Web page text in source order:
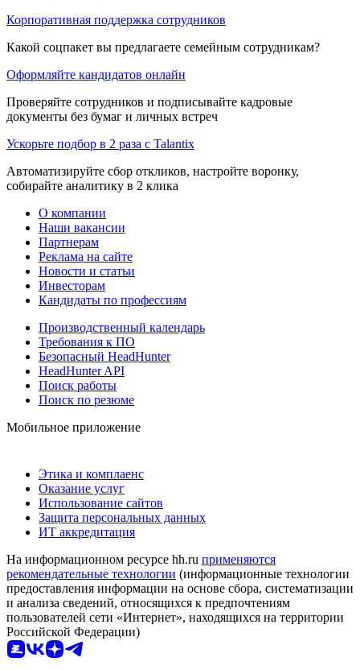
Корпоративная поддержка сотрудников
Какой соцпакет вы предлагаете семейным сотрудникам?
Оформляйте кандидатов онлайн
Проверяйте сотрудников и подписывайте кадровые
документы без бумаг и личных встреч
Ускорьте подбор в 2 раза с Talantix
Автоматизируйте сбор откликов, настройте воронку,
собирайте аналитику в 2 клика
О компании
Наши вакансии
Партнерам
Реклама на сайте
Новости и статьи
Инвесторам
Кандидаты по профессиям
Производственный календарь
Требования к ПО
Безопасный HeadHunter
HeadHunter API
Поиск работы
Поиск по резюме
Мобильное приложение
Этика и комплаенс
Оказание услуг
Использование сайтов
Защита персональных данных
ИТ аккредитация
На информационном ресурсе hh.ru применяются
рекомендательные технологии (информационные технологии
предоставления информации на основе сбора, систематизации
и анализа сведений, относящихся к предпочтениям
пользователей сети «Интернет», находящихся на территории
Российской Федерации)